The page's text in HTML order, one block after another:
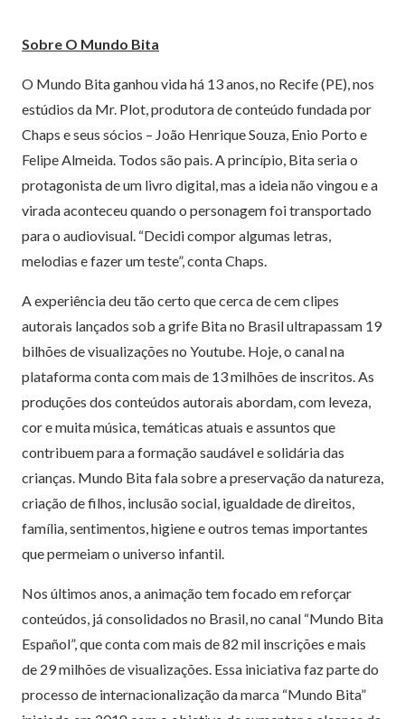
Sobre O Mundo Bita
O Mundo Bita ganhou vida há 13 anos, no Recife (PE), nos
estúdios da Mr. Plot, produtora de conteúdo fundada por
Chaps e seus sócios – João Henrique Souza, Enio Porto e
Felipe Almeida. Todos são pais. A princípio, Bita seria o
protagonista de um livro digital, mas a ideia não vingou e a
virada aconteceu quando o personagem foi transportado
para o audiovisual. “Decidi compor algumas letras,
melodias e fazer um teste”, conta Chaps.
A experiência deu tão certo que cerca de cem clipes
autorais lançados sob a grife Bita no Brasil ultrapassam 19
bilhões de visualizações no Youtube. Hoje, o canal na
plataforma conta com mais de 13 milhões de inscritos. As
produções dos conteúdos autorais abordam, com leveza,
cor e muita música, temáticas atuais e assuntos que
contribuem para a formação saudável e solidária das
crianças. Mundo Bita fala sobre a preservação da natureza,
criação de filhos, inclusão social, igualdade de direitos,
família, sentimentos, higiene e outros temas importantes
que permeiam o universo infantil.
Nos últimos anos, a animação tem focado em reforçar
conteúdos, já consolidados no Brasil, no canal “Mundo Bita
Español”, que conta com mais de 82 mil inscrições e mais
de 29 milhões de visualizações. Essa iniciativa faz parte do
processo de internacionalização da marca “Mundo Bita”